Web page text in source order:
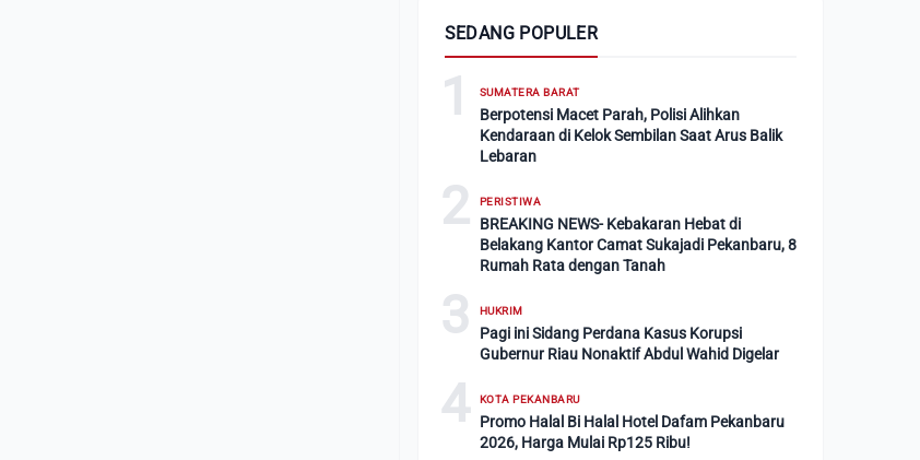
SEDANG POPULER
1 SUMATERA BARAT
Berpotensi Macet Parah, Polisi Alihkan
Kendaraan di Kelok Sembilan Saat Arus Balik
Lebaran
2 PERISTIWA
BREAKING NEWS- Kebakaran Hebat di
Belakang Kantor Camat Sukajadi Pekanbaru, 8
Rumah Rata dengan Tanah
3 HUKRIM
Pagi ini Sidang Perdana Kasus Korupsi
Gubernur Riau Nonaktif Abdul Wahid Digelar
4 KOTA PEKANBARU
Promo Halal Bi Halal Hotel Dafam Pekanbaru
2026, Harga Mulai Rp125 Ribu!